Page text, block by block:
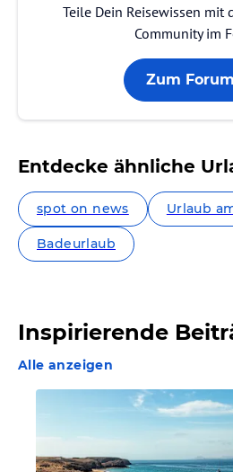
Teile Dein Reisewissen mit
Community im
Zum Forum
Entdecke ähnliche
spot on news Urlaub
Badeurlaub
Inspirierende
Alle anzeigen